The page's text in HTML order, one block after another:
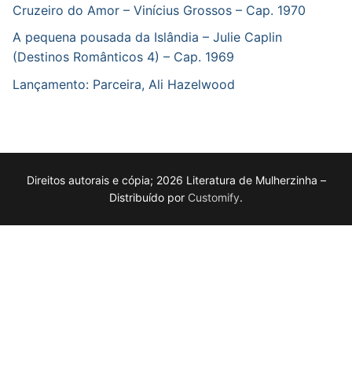
Cruzeiro do Amor – Vinícius Grossos – Cap. 1970
A pequena pousada da Islândia – Julie Caplin
(Destinos Românticos 4) – Cap. 1969
Lançamento: Parceira, Ali Hazelwood
Direitos autorais e cópia; 2026 Literatura de Mulherzinha –
Distribuído por Customify.